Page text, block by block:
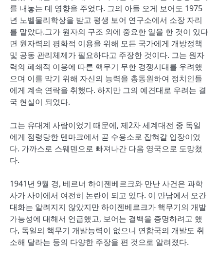
를 내놓는 데 영향을 주었다. 그의 아들 오게 보어도 1975
년 노벨물리학상을 받고 평생 보어 연구소에서 소장 자리
를 맡았다.그가 원자의 구조 외에 중요한 일을 한 것이 있다
면 원자력의 평화적 이용을 위해 모든 국가에게 개방정책
및 공동 관리체제가 필요하다고 주장한 것이다. 그는 원자
력의 폐쇄적 이용에 따른 핵무기 무한 경쟁시대를 우려했
으며 이를 막기 위해 자신의 능력을 총동원하여 정치인들
에게 계속 연락을 취했다. 하지만 그의 예견대로 우려는 결
국 현실이 되었다.
그는 유대계 사람이었기 때문에, 제2차 세계대전 중 독일
에게 점령당한 덴마크에서 곧 수용소로 잡혀갈 입장이었
다. 가까스로 스웨덴으로 빠져나간 다음 영국으로 도망쳤
다.
1941년 9월 경, 베르너 하이젠베르크와 만난 사건은 과학
사가 사이에서 여전히 논란이 되고 있다. 이 만남에서 오간
대화는 알려지지 않았지만 하이젠베르크가 핵무기의 개발
가능성에 대해서 언급했고, 보어는 결백을 증명하려고 했
다, 독일의 핵무기 개발능력이 없으니 연합국의 개발도 취
소해 달라는 등의 다양한 주장을 편 것으로 알려졌다.